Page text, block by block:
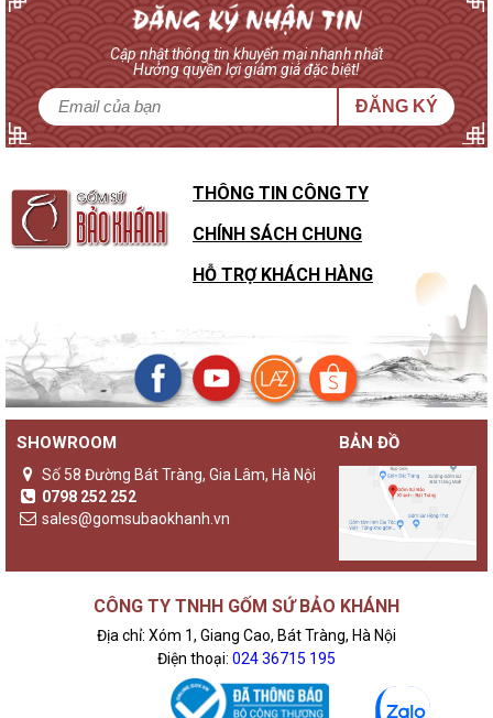
Cập nhật thông tin khuyến mại nhanh nhất
Hưởng quyền lợi giảm giá đặc biệt!
ĐĂNG KÝ
THÔNG TIN CÔNG TY
CHÍNH SÁCH CHUNG
HỖ TRỢ KHÁCH HÀNG
SHOWROOM
Số 58 Đường Bát Tràng, Gia Lâm, Hà Nội
0798 252 252
sales@gomsubaokhanh.vn
BẢN ĐỒ
CÔNG TY TNHH GỐM SỨ BẢO KHÁNH
Địa chỉ: Xóm 1, Giang Cao, Bát Tràng, Hà Nội
Điện thoại: 024 36715 195